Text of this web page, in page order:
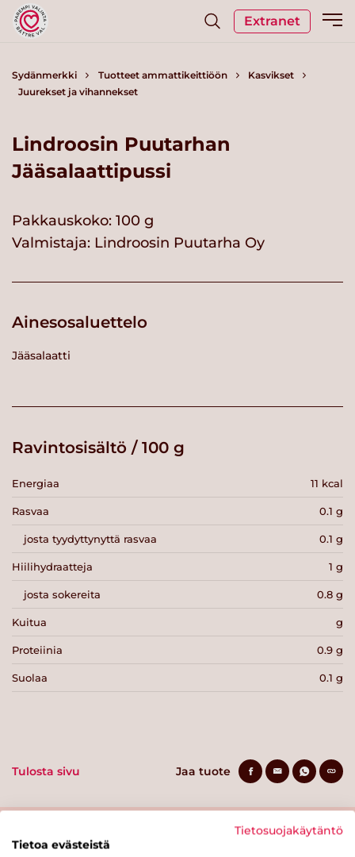
Extranet
Sydänmerkki Tuotteet ammattikeittiöön
Kasvikset
Juurekset ja vihannekset
Lindroosin Puutarhan
Jääsalaattipussi
Pakkauskoko: 100 g
Valmistaja: Lindroosin Puutarha Oy
Ainesosaluettelo
Jääsalaatti
Ravintosisältö / 100 g
Energiaa 11 kcal
Rasvaa 0.1 g
josta tyydyttynyttä rasvaa 0.1 g
Hiilihydraatteja 1 g
josta sokereita 0.8 g
Kuitua g
Proteiinia 0.9 g
Suolaa 0.1 g
Tulosta sivu Jaa tuote
Tietosuojakäytäntö
Tietoa evästeistä